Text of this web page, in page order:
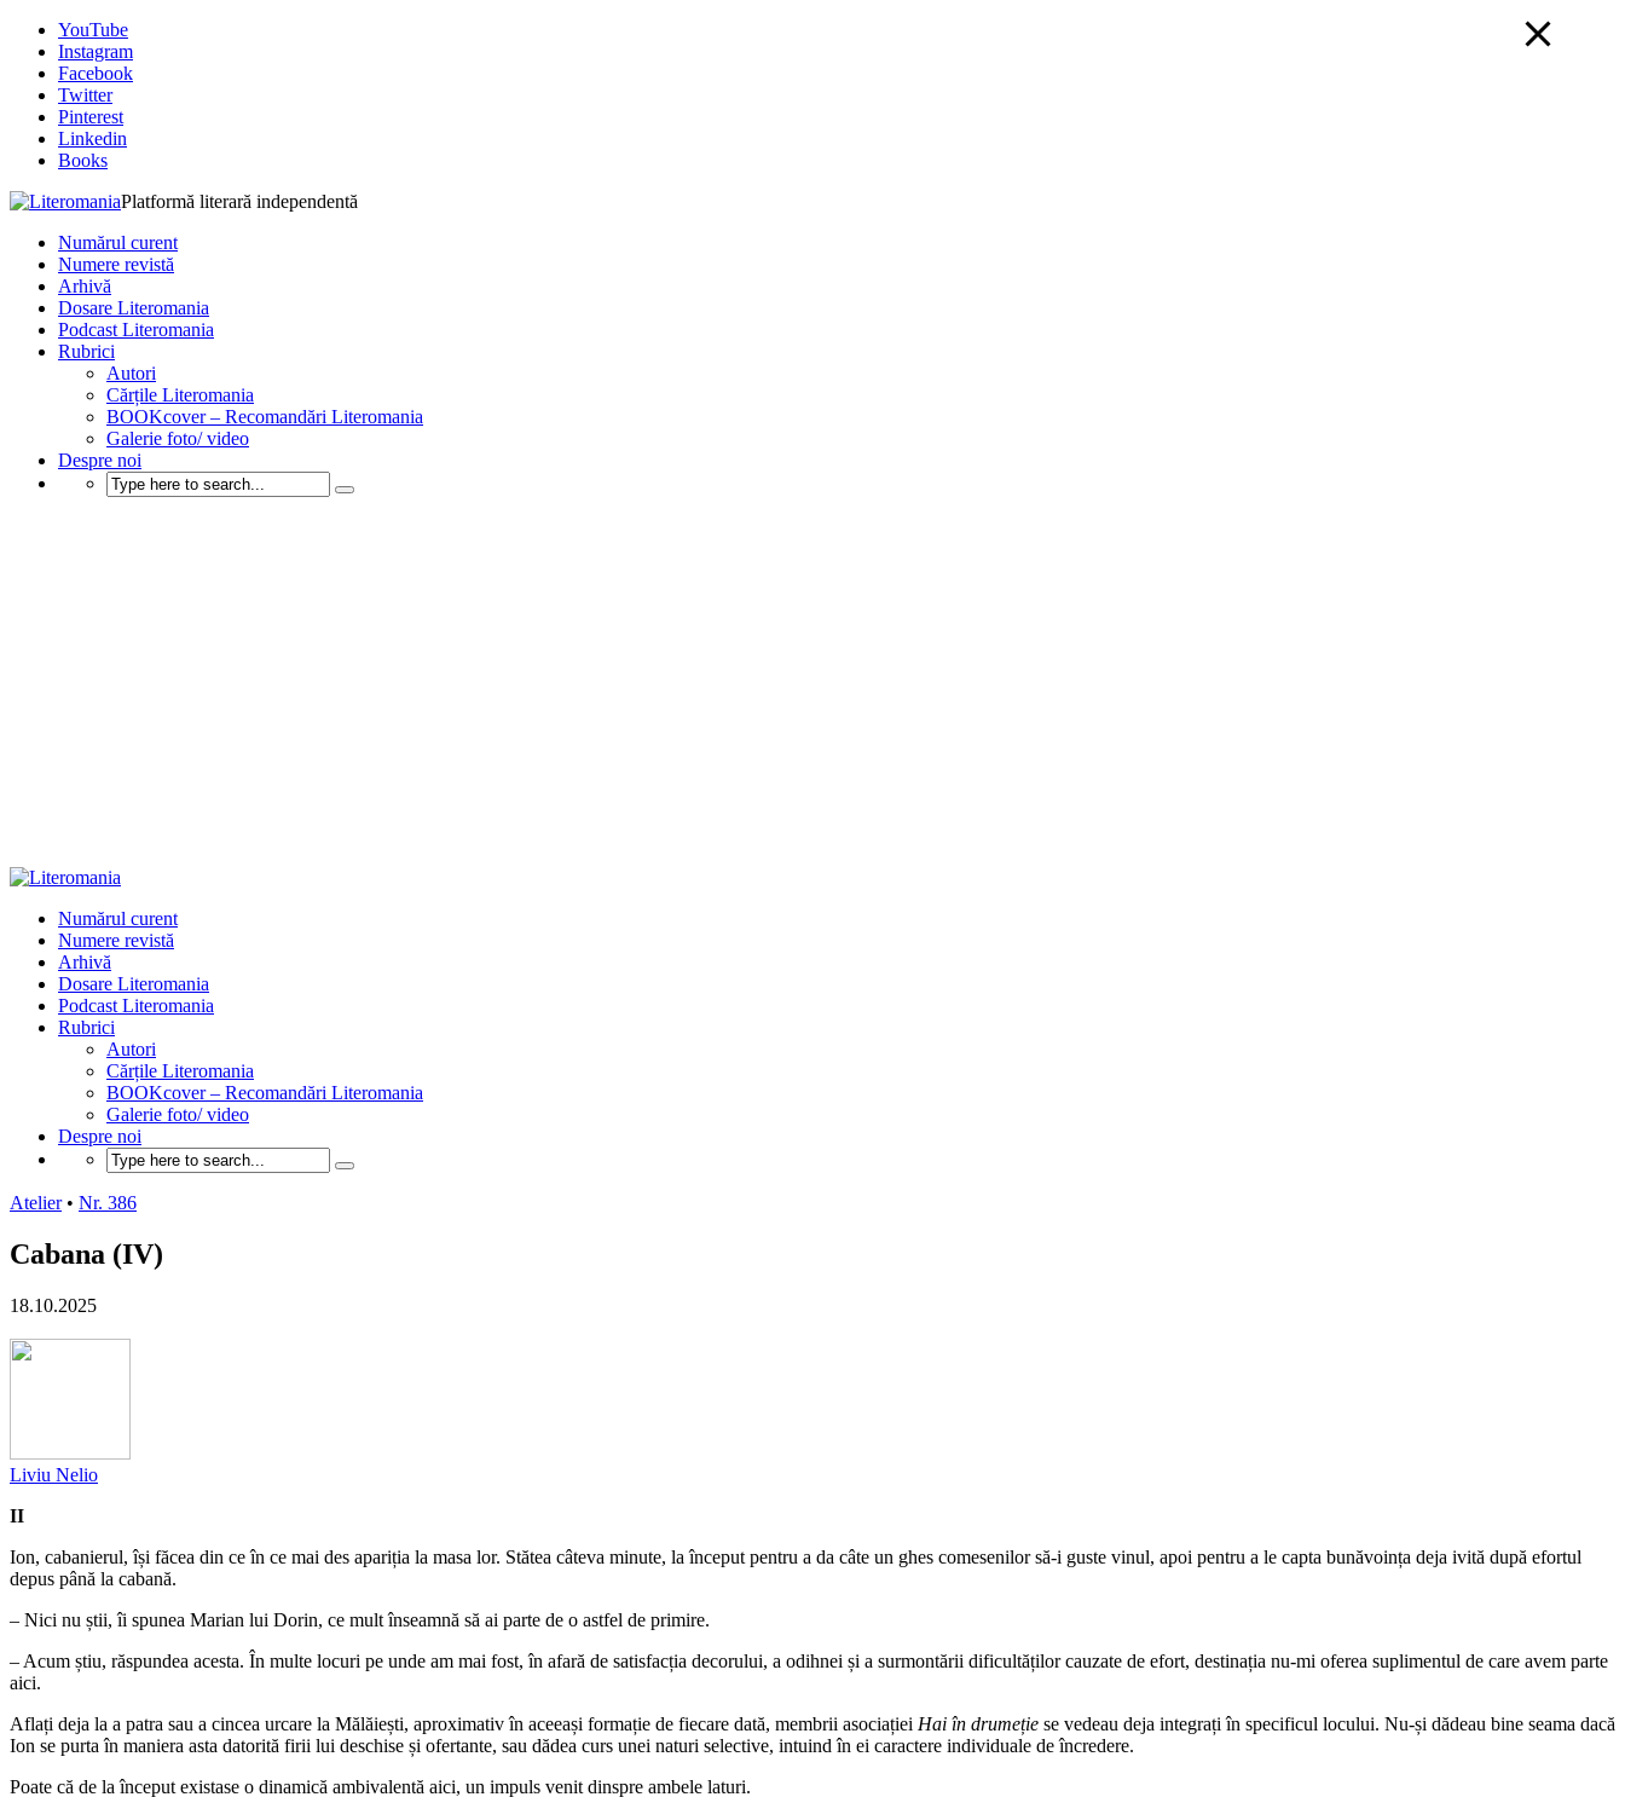
YouTube
Instagram
Facebook
Twitter
Pinterest
Linkedin
Books
Platformă literară independentă
Numărul curent
Numere revistă
Arhivă
Dosare Literomania
Podcast Literomania
Rubrici
Autori
Cărțile Literomania
BOOKcover – Recomandări Literomania
Galerie foto/ video
Despre noi
Numărul curent
Numere revistă
Arhivă
Dosare Literomania
Podcast Literomania
Rubrici
Autori
Cărțile Literomania
BOOKcover – Recomandări Literomania
Galerie foto/ video
Despre noi
Atelier • Nr. 386
Cabana (IV)
18.10.2025
Liviu Nelio
II
Ion, cabanierul, își făcea din ce în ce mai des apariția la masa lor. Stătea câteva minute, la început pentru a da câte un ghes comesenilor să-i guste vinul, apoi pentru a le capta bunăvoința deja ivită după efortul
depus până la cabană.
– Nici nu știi, îi spunea Marian lui Dorin, ce mult înseamnă să ai parte de o astfel de primire.
– Acum știu, răspundea acesta. În multe locuri pe unde am mai fost, în afară de satisfacția decorului, a odihnei și a surmontării dificultăților cauzate de efort, destinația nu-mi oferea suplimentul de care avem parte
aici.
Aflați deja la a patra sau a cincea urcare la Mălăiești, aproximativ în aceeași formație de fiecare dată, membrii asociației Hai în drumeție se vedeau deja integrați în specificul locului. Nu-și dădeau bine seama dacă
Ion se purta în maniera asta datorită firii lui deschise și ofertante, sau dădea curs unei naturi selective, intuind în ei caractere individuale de încredere.
Poate că de la început existase o dinamică ambivalentă aici, un impuls venit dinspre ambele laturi.